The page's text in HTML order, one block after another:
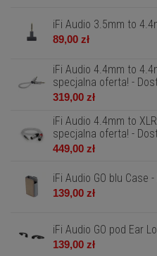
iFi Audio 3.5mm to
89,00 zł
iFi Audio 4.4mm to
specjalna oferta! -
319,00 zł
iFi Audio 4.4mm to
specjalna oferta! -
449,00 zł
iFi Audio GO blu Case
139,00 zł
iFi Audio GO pod Ear
139,00 zł